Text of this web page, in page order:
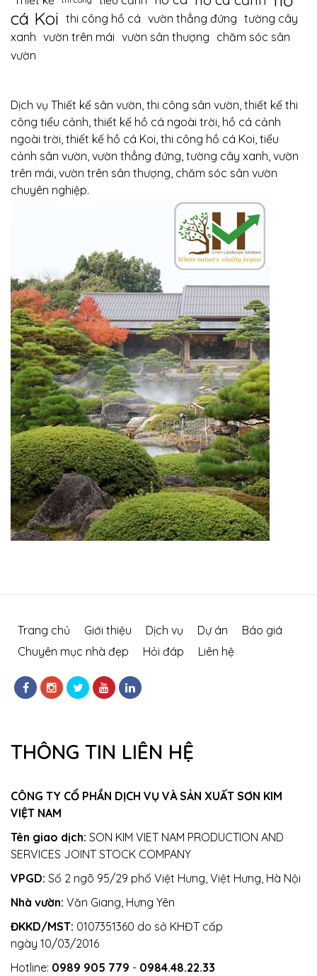
cá Koi thi công hồ cá vườn thẳng đứng tường cây
xanh vườn trên mái vườn sân thượng chăm sóc sân
vườn
Dịch vụ Thiết kế sân vườn, thi công sân vườn, thiết kế thi
công tiểu cảnh, thiết kế hồ cá ngoài trời, hồ cá cảnh
ngoài trời, thiết kế hồ cá Koi, thi công hồ cá Koi, tiểu
cảnh sân vườn, vườn thẳng đứng, tường cây xanh, vườn
trên mái, vườn trên sân thượng, chăm sóc sân vườn
chuyên nghiệp.
Trang chủ Giới thiệu Dịch vụ Dự án
Báo giá
Chuyên mục nhà đẹp
Hỏi đáp Liên hệ
THÔNG TIN LIÊN HỆ
CÔNG TY CỔ PHẦN DỊCH VỤ VÀ SẢN XUẤT SƠN KIM
VIỆT NAM
Tên giao dịch: SON KIM VIET NAM PRODUCTION AND
SERVICES JOINT STOCK COMPANY
VPGD: Số 2 ngõ 95/29 phố Việt Hưng, Việt Hưng, Hà Nội
Nhà vườn: Văn Giang, Hưng Yên
ĐKKD/MST: 0107351360 do sở KHĐT cấp
ngày 10/03/2016
Hotline: 0989 905 779 - 0984.48.22.33